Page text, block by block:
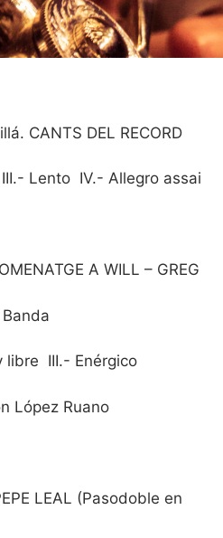
CANTS DEL RECORD
Lento IV.- Allegro assai
A WILL – GREG
libre III.- Enérgico
López Ruano
LEAL (Pasodoble en